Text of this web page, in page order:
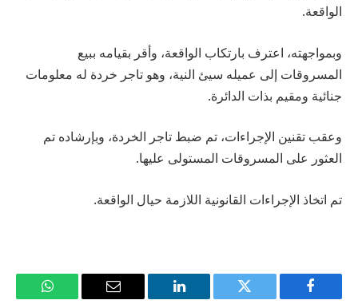
الواقعة.
وبمواجهته، اعترف بارتكاب الواقعة، وأقر بقيامه ببيع
المسروقات إلى عميله سيئ النية، وهو تاجر خردة له معلومات
جنائية ومقيم بذات الدائرة.
وعقب تقنين الإجراءات، تم ضبط تاجر الخردة، وبإرشاده تم
العثور على المسروقات المستولى عليها.
تم اتخاذ الإجراءات القانونية اللازمة حيال الواقعة.
فيسبوك تويتر لينكدإن
البريد
واتساب